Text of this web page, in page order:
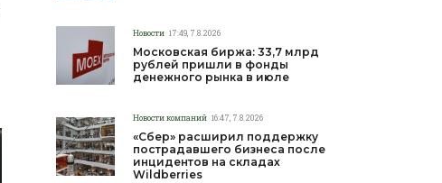
Новости 17:49, 7.8.2026
Московская биржа: 33,7 млрд
рублей пришли в фонды
денежного рынка в июле
Новости компаний 16:47, 7.8.2026
«Сбер» расширил поддержку
пострадавшего бизнеса после
инцидентов на складах
Wildberries